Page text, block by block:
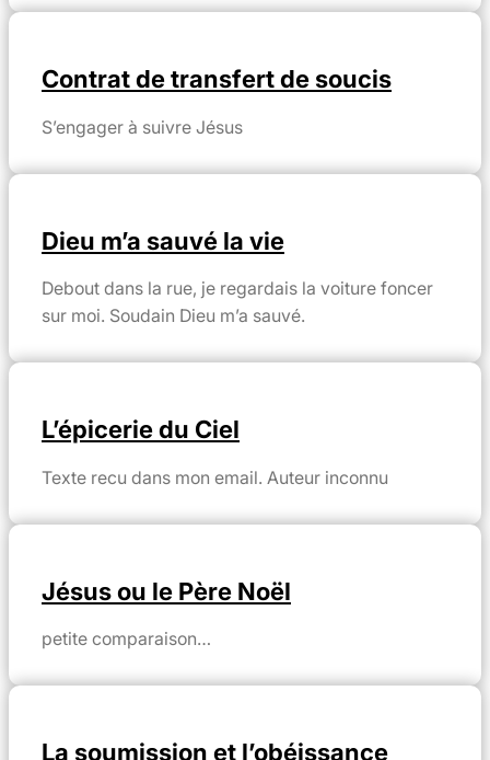
Contrat de transfert de soucis
S’engager à suivre Jésus
Dieu m’a sauvé la vie
Debout dans la rue, je regardais la voiture foncer
sur moi. Soudain Dieu m’a sauvé.
L’épicerie du Ciel
Texte recu dans mon email. Auteur inconnu
Jésus ou le Père Noël
petite comparaison…
La soumission et l’obéissance